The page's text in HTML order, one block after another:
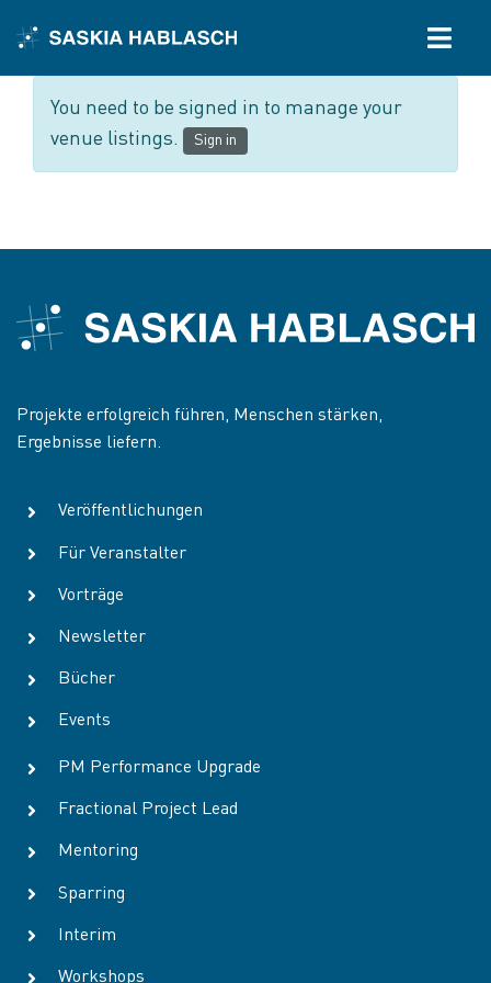
content
Home
Bücher
Newsletter
Termin
You need to be signed in to manage your
venue listings.
Sign in
Projekte erfolgreich führen, Menschen stärken,
Ergebnisse liefern.
Veröffentlichungen
Für Veranstalter
Vorträge
Newsletter
Bücher
Events
PM Performance Upgrade
Fractional Project Lead
Mentoring
Sparring
Interim
Workshops